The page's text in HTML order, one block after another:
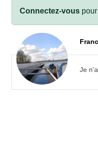
Connectez-vous
Je